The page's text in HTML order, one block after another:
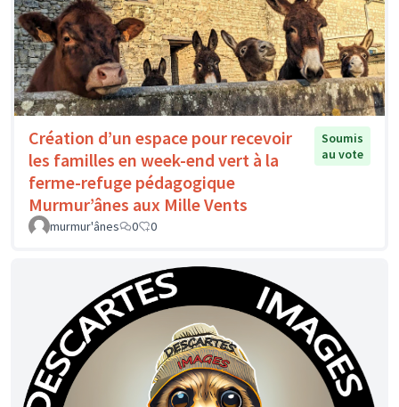
Création d’un espace pour recevoir
les familles en week-end vert à la
ferme-refuge pédagogique
Murmur’ânes aux Mille Vents
Soumis
au vote
murmur'ânes 0 0